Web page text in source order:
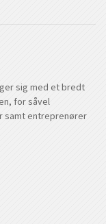
sig med et bredt
for såvel
samt entreprenører